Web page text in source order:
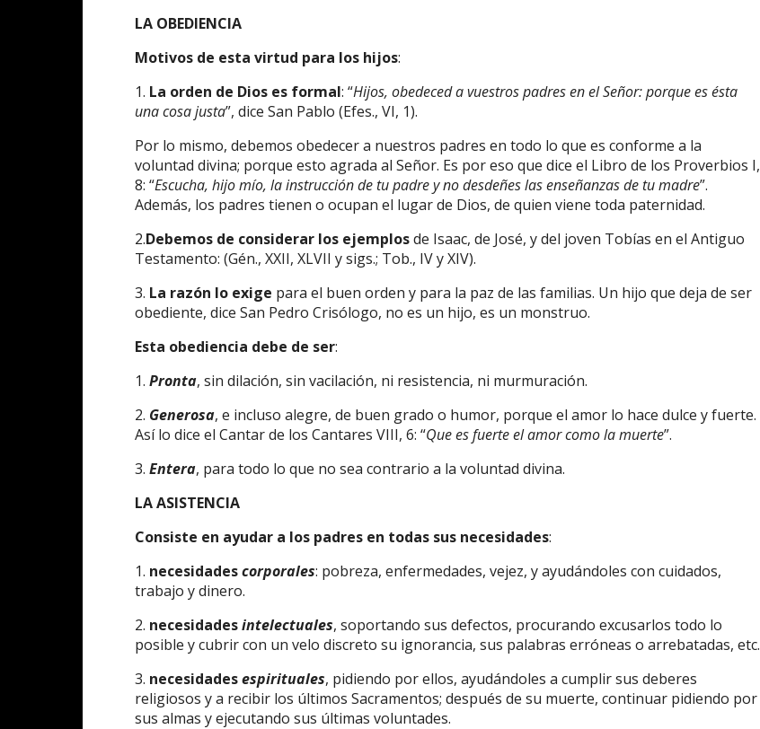
LA OBEDIENCIA
Motivos de esta virtud para los hijos:
1. La orden de Dios es formal: “Hijos, obedeced a vuestros padres en el Señor: porque es ésta
una cosa justa”, dice San Pablo (Efes., VI, 1).
Por lo mismo, debemos obedecer a nuestros padres en todo lo que es conforme a la
voluntad divina; porque esto agrada al Señor. Es por eso que dice el Libro de los Proverbios I,
8: “Escucha, hijo mío, la instrucción de tu padre y no desdeñes las enseñanzas de tu madre”.
Además, los padres tienen o ocupan el lugar de Dios, de quien viene toda paternidad.
2.Debemos de considerar los ejemplosde Isaac, de José, y del joven Tobías en el Antiguo
Testamento: (Gén., XXII, XLVII y sigs.; Tob., IV y XIV).
3. La razón lo exige para el buen orden y para la paz de las familias. Un hijo que deja de ser
obediente, dice San Pedro Crisólogo, no es un hijo, es un monstruo.
Esta obediencia debe de ser:
1. Pronta, sin dilación, sin vacilación, ni resistencia, ni murmuración.
2. Generosa, e incluso alegre, de buen grado o humor, porque el amor lo hace dulce y fuerte.
Así lo dice el Cantar de los Cantares VIII, 6: “Que es fuerte el amor como la muerte”.
3. Entera, para todo lo que no sea contrario a la voluntad divina.
LA ASISTENCIA
Consiste en ayudar a los padres en todas sus necesidades:
1. necesidadescorporales: pobreza, enfermedades, vejez, y ayudándoles con cuidados,
trabajo y dinero.
2. necesidadesintelectuales, soportando sus defectos, procurando excusarlos todo lo
posible y cubrir con un velo discreto su ignorancia, sus palabras erróneas o arrebatadas, etc.
3. necesidadesespirituales, pidiendo por ellos, ayudándoles a cumplir sus deberes
religiosos y a recibir los últimos Sacramentos; después de su muerte, continuar pidiendo por
sus almas y ejecutando sus últimas voluntades.